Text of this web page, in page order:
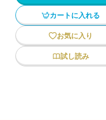
カートに入れる
お気に入り
試し読み